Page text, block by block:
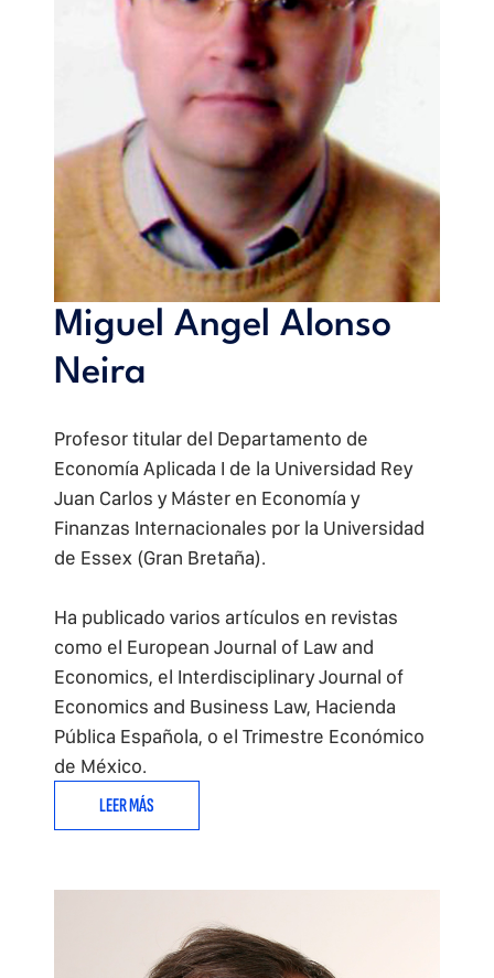
Miguel Angel Alonso
Neira
Profesor titular del Departamento de
Economía Aplicada I de la Universidad Rey
Juan Carlos y Máster en Economía y
Finanzas Internacionales por la Universidad
de Essex (Gran Bretaña).
Ha publicado varios artículos en revistas
como el European Journal of Law and
Economics, el Interdisciplinary Journal of
Economics and Business Law, Hacienda
Pública Española, o el Trimestre Económico
de México.
LEER MÁS